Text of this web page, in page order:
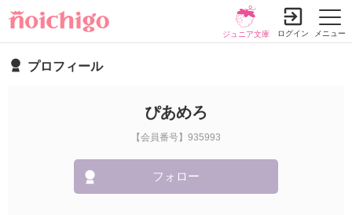
メニュー
ジュニア文庫 ログイン
プロフィール
ぴあめろ
【会員番号】935993
フォロー